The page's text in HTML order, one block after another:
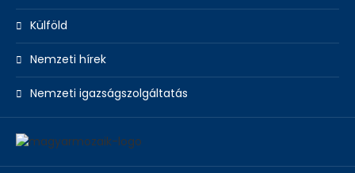
Külföld
Nemzeti hírek
Nemzeti igazságszolgáltatás